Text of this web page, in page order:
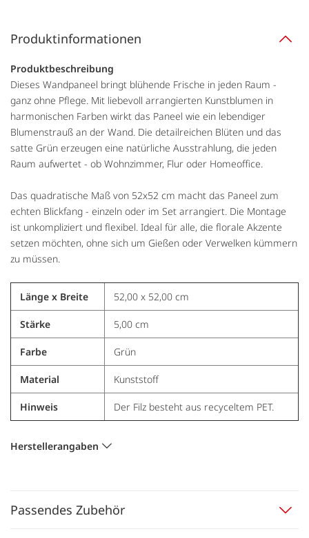
Produktinformationen
Produktbeschreibung
Dieses Wandpaneel bringt blühende Frische in jeden Raum -
ganz ohne Pflege. Mit liebevoll arrangierten Kunstblumen in
harmonischen Farben wirkt das Paneel wie ein lebendiger
Blumenstrauß an der Wand. Die detailreichen Blüten und das
satte Grün erzeugen eine natürliche Ausstrahlung, die jeden
Raum aufwertet - ob Wohnzimmer, Flur oder Homeoffice.
Das quadratische Maß von 52x52 cm macht das Paneel zum
echten Blickfang - einzeln oder im Set arrangiert. Die Montage
ist unkompliziert und flexibel. Ideal für alle, die florale Akzente
setzen möchten, ohne sich um Gießen oder Verwelken kümmern
zu müssen.
Länge x Breite 52,00 x 52,00 cm
Stärke 5,00 cm
Farbe Grün
Material Kunststoff
Hinweis Der Filz besteht aus recyceltem PET.
Herstellerangaben
Passendes Zubehör